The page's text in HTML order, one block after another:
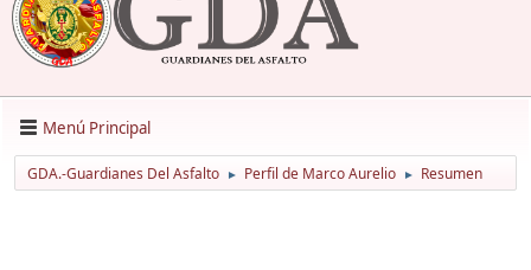
Menú Principal
GDA.-Guardianes Del Asfalto ► Perfil de Marco Aurelio ► Resumen